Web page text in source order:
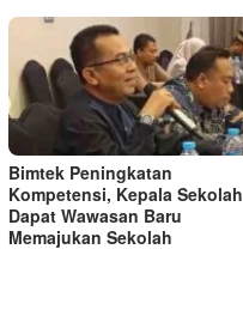
Bimtek Peningkatan
Kompetensi, Kepala Sekolah
Dapat Wawasan Baru
Memajukan Sekolah